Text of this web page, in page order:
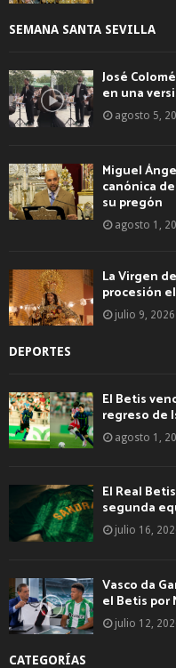
SEMANA SANTA SEVILLA
José
en una
agosto 5,
Miguel
canónica
su pregón
agosto 1,
La Virgen
procesión
julio 9, 2026
DEPORTES
El Betis
regreso de
agosto 1,
El Real
segunda
julio 16,
Vasco da
el Betis por
julio 12,
CATEGORÍAS